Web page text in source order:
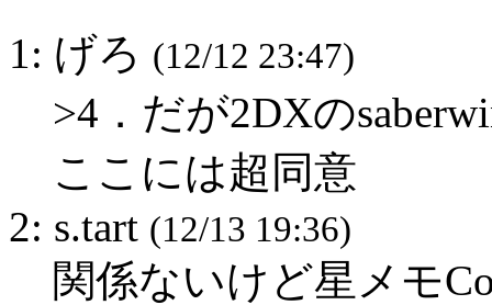
1: げろ (12/12 23:47)
>4．だが2DXの
ここには超同意
2: s.tart (12/13 19:36)
関係ないけど星メモ